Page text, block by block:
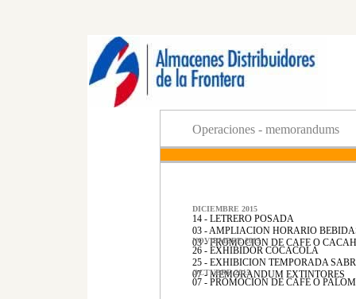
Operaciones - memorandums
DICIEMBRE 2015
14 - LETRERO POSADA
03 - AMPLIACION HORARIO
03 - PROMOCION DE CAFE O
NOVIEMBRE 2015
26 - EXHIBIDOR COCACOLA
25 - EXHIBICION TEMPORADA
07 - MEMORANDUM EXTINTORES
OCTUBRE 2015
07 - PROMOCION DE CAFE O